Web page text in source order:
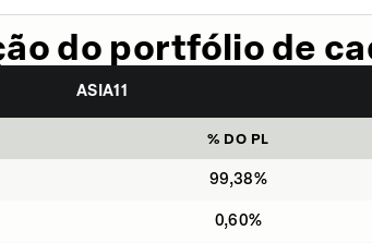
do portfólio de
ASIA11
% DO PL
99,38%
0,60%